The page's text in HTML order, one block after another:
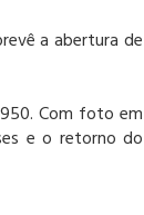
a abertura de
Com foto em
e o retorno do